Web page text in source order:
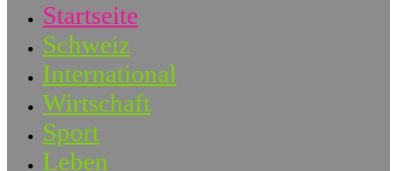
Startseite
Schweiz
International
Wirtschaft
Sport
Leben